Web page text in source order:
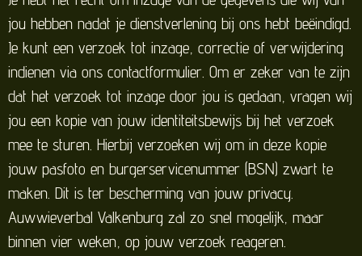
jou hebben nadat je dienstverlening bij ons hebt beëindigd.
Je kunt een verzoek tot inzage, correctie of verwijdering
indienen via ons contactformulier. Om er zeker van te zijn
dat het verzoek tot inzage door jou is gedaan, vragen wij
jou een kopie van jouw identiteitsbewijs bij het verzoek
mee te sturen. Hierbij verzoeken wij om in deze kopie
jouw pasfoto en burgerservicenummer (BSN) zwart te
maken. Dit is ter bescherming van jouw privacy.
Auwwieverbal Valkenburg zal zo snel mogelijk, maar
binnen vier weken, op jouw verzoek reageren.